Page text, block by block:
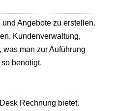
Angebote zu erstellen.
Kundenverwaltung,
was man zur Auführung
benötigt.
Rechnung bietet.